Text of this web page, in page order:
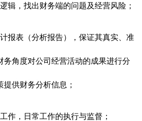
辑，找出财务端的问题及经营风险；
报表（分析报告），保证其真实、准
务角度对公司经营活动的成果进行分
供财务分析信息；
作，日常工作的执行与监督；